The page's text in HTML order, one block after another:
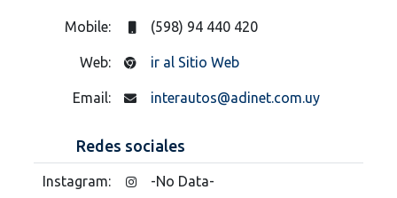
Mobile: (598) 94 440 420
Web: ir al Sitio Web
Email: interautos@adinet.com.uy
Redes sociales
Instagram: -No Data-